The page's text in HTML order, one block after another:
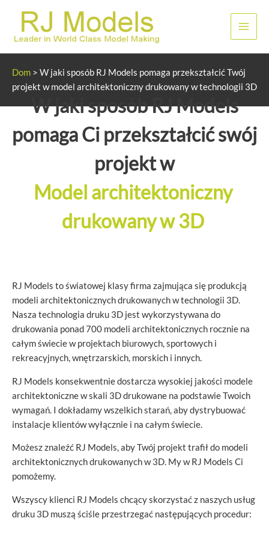
treści
Dom > W jaki sposób RJ Models pomaga przekształcić Twój
projekt w model architektoniczny drukowany w technologii 3D
W jaki sposób RJ Models
pomaga Ci przekształcić swój
projekt w
Model architektoniczny
drukowany w 3D
RJ Models to światowej klasy firma zajmująca się produkcją
modeli architektonicznych drukowanych w technologii 3D.
Nasza technologia druku 3D jest wykorzystywana do
drukowania ponad 700 modeli architektonicznych rocznie na
całym świecie w projektach biurowych, sportowych i
rekreacyjnych, wnętrzarskich, morskich i innych.
RJ Models konsekwentnie dostarcza wysokiej jakości modele
architektoniczne w skali 3D drukowane na podstawie Twoich
wymagań. I dokładamy wszelkich starań, aby dystrybuować
instalacje klientów wyłącznie i na całym świecie.
Możesz znaleźć RJ Models, aby Twój projekt trafił do modeli
architektonicznych drukowanych w 3D. My w RJ Models Ci
pomożemy.
Wszyscy klienci RJ Models chcący skorzystać z naszych usług
druku 3D muszą ściśle przestrzegać następujących procedur: